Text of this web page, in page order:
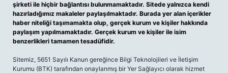
şirketi ile hiçbir bağlantısı bulunmamaktadır. Sitede yalnızca kendi
hazırladığımız makaleler paylaşılmaktadır. Burada yer alan içerikler
haber niteliği taşımamakta olup, gerçek kurum ve kişiler hakkında
paylaşım yapılmamaktadır. Gerçek kurum ve kişiler ile isim
benzerlikleri tamamen tesadüfidir.
Sitemiz, 5651 Sayılı Kanun gereğince Bilgi Teknolojileri ve İletişim
Kurumu (BTK) tarafından onaylanmış bir Yer Sağlayıcı olarak hizmet